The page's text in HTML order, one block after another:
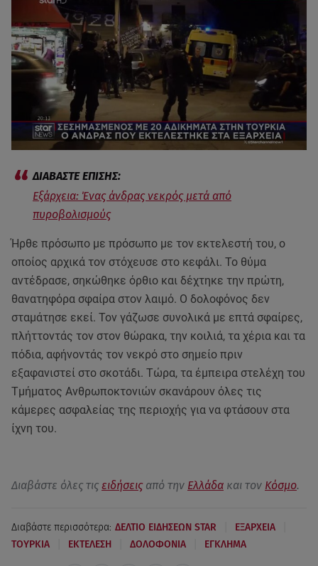
Εξάρχεια: Ένας άνδρας νεκρός μετά από
πυροβολισμούς
Ήρθε πρόσωπο με πρόσωπο με τον εκτελεστή του, ο
οποίος αρχικά τον στόχευσε στο κεφάλι. Το θύμα
αντέδρασε, σηκώθηκε όρθιο και δέχτηκε την πρώτη,
θανατηφόρα σφαίρα στον λαιμό. Ο δολοφόνος δεν
σταμάτησε εκεί. Τον γάζωσε συνολικά με επτά σφαίρες,
πλήττοντάς τον στον θώρακα, την κοιλιά, τα χέρια και τα
πόδια, αφήνοντάς τον νεκρό στο σημείο πριν
εξαφανιστεί στο σκοτάδι. Τώρα, τα έμπειρα στελέχη του
Τμήματος Ανθρωποκτονιών σκανάρουν όλες τις
κάμερες ασφαλείας της περιοχής για να φτάσουν στα
ίχνη του.
Διαβάστε όλες τις ειδήσεις από την Ελλάδα και τον Κόσμο.
Διαβάστε περισσότερα: ΔΕΛΤΙΟ ΕΙΔΗΣΕΩΝ STAR ΕΞΑΡΧΕΙΑ
ΤΟΥΡΚΙΑ ΕΚΤΕΛΕΣΗ ΔΟΛΟΦΟΝΙΑ ΕΓΚΛΗΜΑ